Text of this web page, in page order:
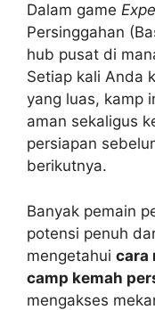
Dalam game
Persinggahan
hub pusat di
Setiap kali Anda
yang luas, kamp
aman sekaligus
persiapan
berikutnya.
Banyak pemain
potensi penuh
mengetahui cara
camp kemah
mengakses